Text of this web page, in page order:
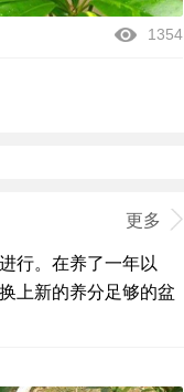
1354
更多
行。在养了一年以
上新的养分足够的盆